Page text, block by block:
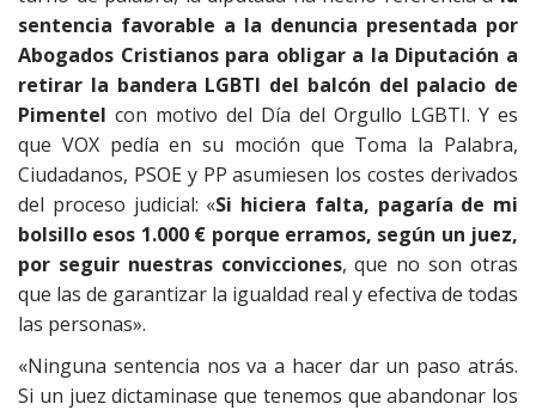
sentencia favorable a la denuncia presentada por
Abogados Cristianos para obligar a la Diputación a
retirar la bandera LGBTI del balcón del palacio de
Pimentel con motivo del Día del Orgullo LGBTI. Y es
que VOX pedía en su moción que Toma la Palabra,
Ciudadanos, PSOE y PP asumiesen los costes derivados
del proceso judicial: «Si hiciera falta, pagaría de mi
bolsillo esos 1.000 € porque erramos, según un juez,
por seguir nuestras convicciones, que no son otras
que las de garantizar la igualdad real y efectiva de todas
las personas».
«Ninguna sentencia nos va a hacer dar un paso atrás.
Si un juez dictaminase que tenemos que abandonar los